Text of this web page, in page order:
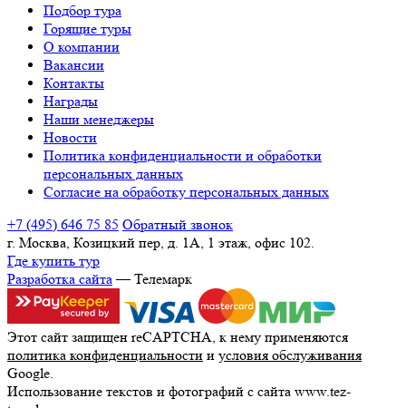
Подбор тура
Горящие туры
О компании
Вакансии
Контакты
Награды
Наши менеджеры
Новости
Политика конфиденциальности и обработки
персональных данных
Согласие на обработку персональных данных
+7 (495) 646 75 85 Обратный звонок
г. Москва, Козицкий пер, д. 1А, 1 этаж, офис 102.
Где купить тур
Разработка сайта— Телемарк
Этот сайт защищен reCAPTCHA, к нему применяются
политика конфиденциальности и условия обслуживания
Google.
Использование текстов и фотографий с сайта www.tez-